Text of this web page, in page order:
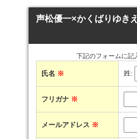
声松優一×かくばりゆき
下記のフォームに記
氏名 ※ 姓:
フリガナ ※
メールアドレス ※